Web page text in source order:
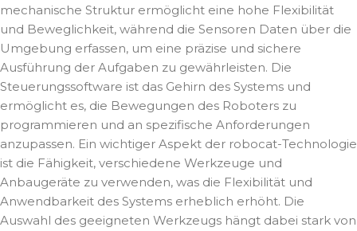
mechanische Struktur ermöglicht eine hohe Flexibilität
und Beweglichkeit, während die Sensoren Daten über die
Umgebung erfassen, um eine präzise und sichere
Ausführung der Aufgaben zu gewährleisten. Die
Steuerungssoftware ist das Gehirn des Systems und
ermöglicht es, die Bewegungen des Roboters zu
programmieren und an spezifische Anforderungen
anzupassen. Ein wichtiger Aspekt der robocat-Technologie
ist die Fähigkeit, verschiedene Werkzeuge und
Anbaugeräte zu verwenden, was die Flexibilität und
Anwendbarkeit des Systems erheblich erhöht. Die
Auswahl des geeigneten Werkzeugs hängt dabei stark von